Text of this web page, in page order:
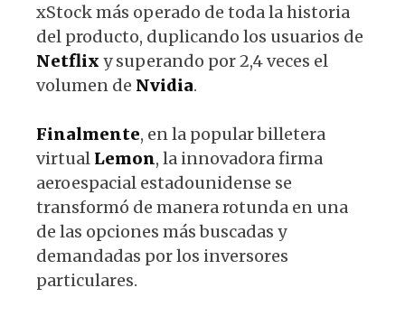
xStock más operado de toda la historia
del producto, duplicando los usuarios de
Netflix y superando por 2,4 veces el
volumen de Nvidia.
Finalmente, en la popular billetera
virtual Lemon, la innovadora firma
aeroespacial estadounidense se
transformó de manera rotunda en una
de las opciones más buscadas y
demandadas por los inversores
particulares.